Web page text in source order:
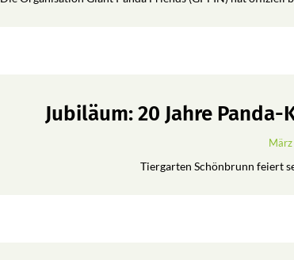
Jubiläum: 20 Jahre
Tiergarten Schönbrunn feiert